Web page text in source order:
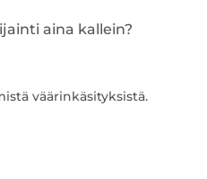
aina kallein?
väärinkäsityksistä.